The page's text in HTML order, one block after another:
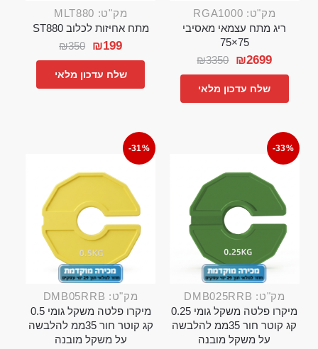
מק"ט: RGA1000
ריג מתח עצמאי מאסיבי
75×75
₪3350 ₪2699
שלח עדכון מלאי
מק"ט: MLT880
מתח אחיזות לכלוב ST880
₪350 ₪199
שלח עדכון מלאי
-33%
מק"ט: DMB025RRB
מיקרו פלטה משקל גומי 0.25
קג קוטר חור 35ממ להלבשה
על משקל מובנה
-31%
מק"ט: DMB05RRB
מיקרו פלטה משקל גומי 0.5
קג קוטר חור 35ממ להלבשה
על משקל מובנה